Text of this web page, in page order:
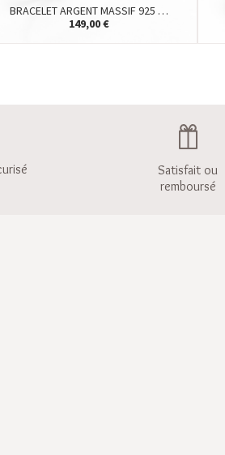
BRACELET ARGENT MASSIF 925 …
149,00 €
Satisfait ou
remboursé